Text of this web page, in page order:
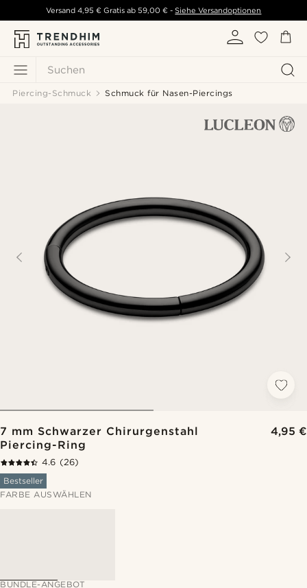
Suchen
Versand 4,95 € Gratis ab59,00 € - Siehe Versandoptionen
Piercing-Schmuck Schmuck für Nasen-Piercings
7 mm Schwarzer Chirurgenstahl
Piercing-Ring
4,95 €
4.6 (26)
Bestseller
FARBE AUSWÄHLEN
BUNDLE-ANGEBOT